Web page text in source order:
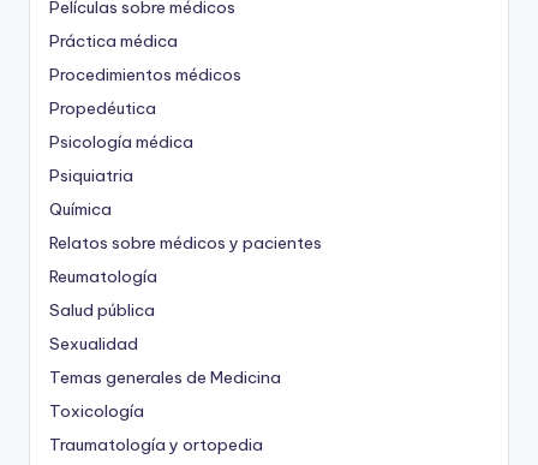
Películas sobre médicos
Práctica médica
Procedimientos médicos
Propedéutica
Psicología médica
Psiquiatria
Química
Relatos sobre médicos y pacientes
Reumatología
Salud pública
Sexualidad
Temas generales de Medicina
Toxicología
Traumatología y ortopedia